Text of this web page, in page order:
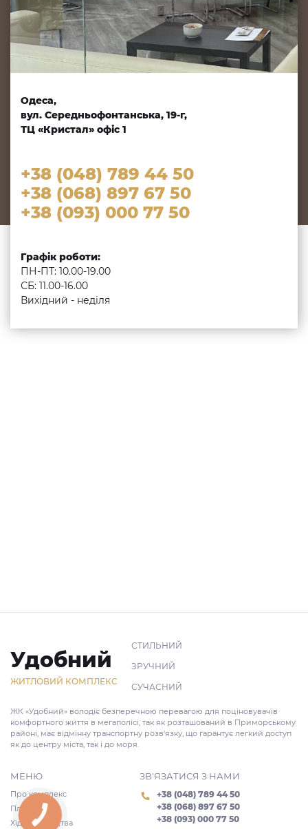
Одеса,
вул. Середньофонтанська, 19-г,
ТЦ «Кристал» офіс 1
+38 (048) 789 44 50
+38 (068) 897 67 50
+38 (093) 000 77 50
Графік роботи:
ПН-ПТ: 10.00-19.00
СБ: 11.00-16.00
Вихідний - неділя
Удобний
ЖИТЛОВИЙ КОМПЛЕКС
СТИЛЬНИЙ
ЗРУЧНИЙ
СУЧАСНИЙ
ЖК «Удобний» володіє безперечною перевагою для поціновувачів
комфортного життя в мегаполісі, так як розташований в Приморському
районі, має відмінну транспортну розв'язку, що гарантує легкий доступ
як до центру міста, так і до моря.
МЕНЮ
Про комплекс
Планування
Хід будівництва
ЗВ'ЯЗАТИСЯ З НАМИ
+38 (048) 789 44 50
+38 (068) 897 67 50
+38 (093) 000 77 50